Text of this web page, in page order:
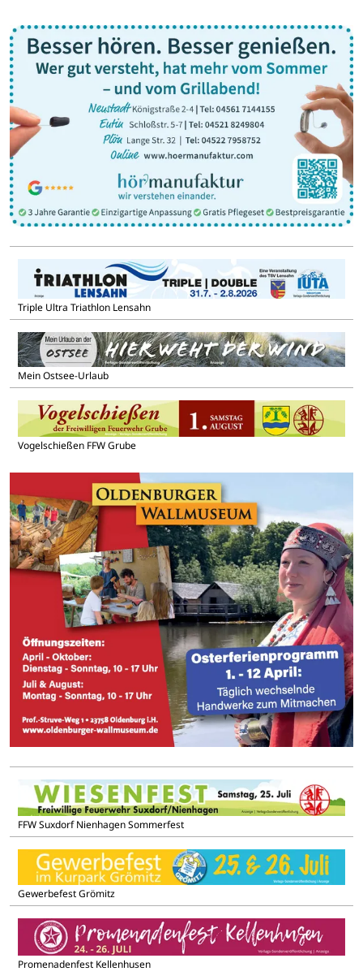
Triple Ultra Triathlon Lensahn
Mein Ostsee-Urlaub
Vogelschießen FFW Grube
FFW Suxdorf Nienhagen Sommerfest
Gewerbefest Grömitz
Promenadenfest Kellenhusen